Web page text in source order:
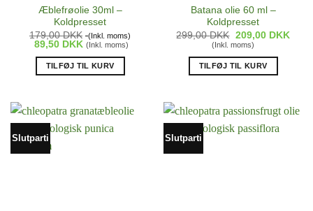
Æblefrøolie 30ml –
Koldpresset
179,00DKK (Inkl. moms)
89,50 DKK (Inkl. moms)
TILFØJ TIL KURV
Batana olie 60 ml –
Koldpresset
299,00DKK Den
oprindelige
var:
299,00 DKK.
209,00 DKKDen
(Inkl. moms)
TILFØJ TIL KURV
Slutparti Slutparti